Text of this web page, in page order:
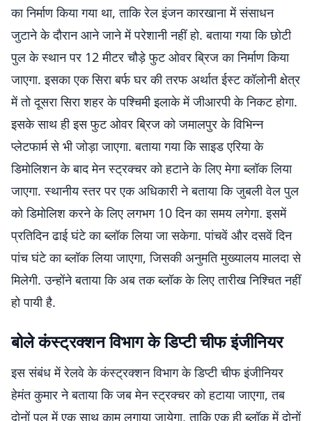
का निर्माण किया गया था, ताकि रेल इंजन कारखाना में संसाधन
जुटाने के दौरान आने जाने में परेशानी नहीं हो. बताया गया कि छोटी
पुल के स्थान पर 12 मीटर चौड़े फुट ओवर ब्रिज का निर्माण किया
जाएगा. इसका एक सिरा बर्फ घर की तरफ अर्थात ईस्ट कॉलोनी क्षेत्र
में तो दूसरा सिरा शहर के पश्चिमी इलाके में जीआरपी के निकट होगा.
इसके साथ ही इस फुट ओवर ब्रिज को जमालपुर के विभिन्न
प्लेटफार्म से भी जोड़ा जाएगा. बताया गया कि साइड एरिया के
डिमोलिशन के बाद मेन स्ट्रक्चर को हटाने के लिए मेगा ब्लॉक लिया
जाएगा. स्थानीय स्तर पर एक अधिकारी ने बताया कि जुबली वेल पुल
को डिमोलिश करने के लिए लगभग 10 दिन का समय लगेगा. इसमें
प्रतिदिन ढाई घंटे का ब्लॉक लिया जा सकेगा. पांचवें और दसवें दिन
पांच घंटे का ब्लॉक लिया जाएगा, जिसकी अनुमति मुख्यालय मालदा से
मिलेगी. उन्होंने बताया कि अब तक ब्लॉक के लिए तारीख निश्चित नहीं
हो पायी है.
बोले कंस्ट्रक्शन विभाग के डिप्टी चीफ इंजीनियर
इस संबंध में रेलवे के कंस्ट्रक्शन विभाग के डिप्टी चीफ इंजीनियर
हेमंत कुमार ने बताया कि जब मेन स्ट्रक्चर को हटाया जाएगा, तब
दोनों पुल में एक साथ काम लगाया जायेगा, ताकि एक ही ब्लॉक में दोनों